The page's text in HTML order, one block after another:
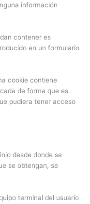
información
contener es
en un formulario
cookie contiene
de forma que es
pudiera tener acceso
desde donde se
se obtengan, se
terminal del usuario